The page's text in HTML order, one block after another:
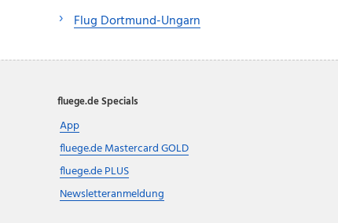
Flug Dortmund-Ungarn